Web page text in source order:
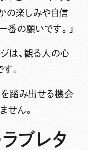
の楽しみや自信
番の願いです。」
は、観る人の心
。
踏み出せる機会
せん。
ブレタ